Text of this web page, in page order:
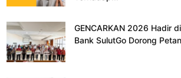
GENCARKAN 2026 Hadir
Bank SulutGo Dorong